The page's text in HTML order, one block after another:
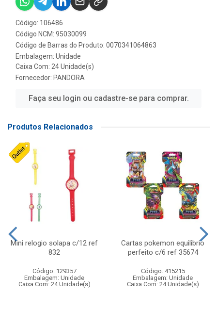
Código: 106486
Código NCM: 95030099
Código de Barras do Produto: 0070341064863
Embalagem: Unidade
Caixa Com: 24 Unidade(s)
Fornecedor: PANDORA
Faça seu login ou cadastre-se para comprar.
Produtos Relacionados
Mini relogio solapa c/12 ref
832
Código: 129357
Embalagem: Unidade
Caixa Com: 24 Unidade(s)
Cartas pokemon equilibrio
perfeito c/6 ref 35674
Código: 415215
Embalagem: Unidade
Caixa Com: 24 Unidade(s)